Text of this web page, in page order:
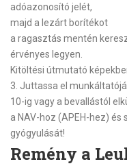
adóazonosító jelét,
majd a lezárt borítékot
a ragasztás mentén
érvényes legyen.
Kitöltési útmutató
3. Juttassa el
10-ig vagy a bevallástól
a NAV-hoz (APEH-hez)
gyógyulását!
Remény a